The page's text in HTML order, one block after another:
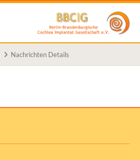
Nachrichten Details